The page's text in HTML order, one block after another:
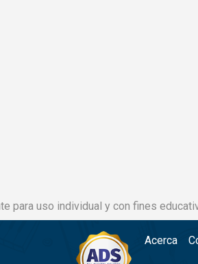
para uso individual y con fines
Acerca